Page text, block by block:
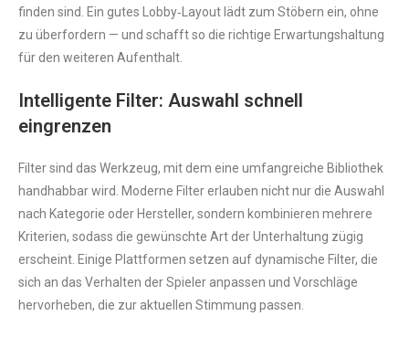
finden sind. Ein gutes Lobby‑Layout lädt zum Stöbern ein, ohne
zu überfordern — und schafft so die richtige Erwartungshaltung
für den weiteren Aufenthalt.
Intelligente Filter: Auswahl schnell
eingrenzen
Filter sind das Werkzeug, mit dem eine umfangreiche Bibliothek
handhabbar wird. Moderne Filter erlauben nicht nur die Auswahl
nach Kategorie oder Hersteller, sondern kombinieren mehrere
Kriterien, sodass die gewünschte Art der Unterhaltung zügig
erscheint. Einige Plattformen setzen auf dynamische Filter, die
sich an das Verhalten der Spieler anpassen und Vorschläge
hervorheben, die zur aktuellen Stimmung passen.